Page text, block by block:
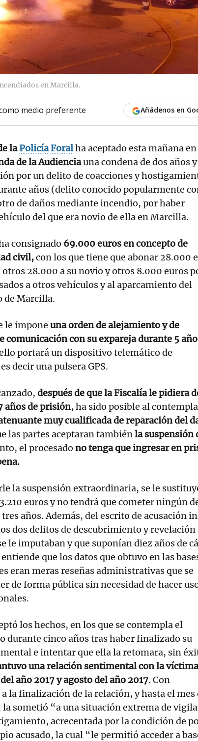
en Marcilla.
medio preferente Añádenos en
laPolicía Foralha aceptado esta mañana
de la Audienciauna condena de dos años
por un delito de coacciones y
años (delito conocido popularmente
de daños mediante incendio, por haber
del que era novio de ella en Marcilla.
consignado 69.000 euros en concepto de
civil,con los que tiene que abonar 28.000
otros 28.000 a su novio y otros 8.000 euros
a otros vehículos y al aparcamiento del
de Marcilla.
le impone una orden de alejamiento y de
comunicación con su expareja durante 5
portará un dispositivo telemático de
decir una pulsera GPS.
después de que la Fiscalía le pidiera
años de prisión, ha sido posible al
muy cualificada de reparación del
las partes aceptaran tambiénla suspensión
el procesado no tenga que ingresar en
la suspensión extraordinaria, se le
euros y no tendrá que cometer ningún
años. Además, del escrito de acusación
dos delitos de descubrimiento y revelación
le imputaban y que suponían diez años de
que los datos que obtuvo en las
eran meras reseñas administrativas que se
de forma pública sin necesidad de hacer
los hechos, en los que se contempla el
durante cinco años tras haber finalizado su
e intentar que ella la retomara, sin
una relación sentimental con la víctima
año 2017 y agosto del año 2017. Con
la finalización de la relación, y hasta el mes
sometió “a una situación extrema de
acrecentada por la condición de
acusado, la cual “le permitió acceder a